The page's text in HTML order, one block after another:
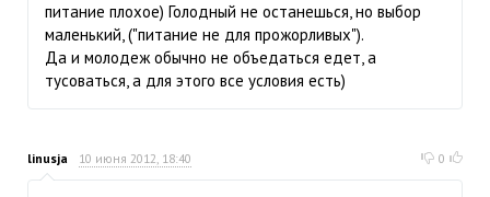
питание плохое) Голодный не останешься, но выбор
маленький, ("питание не для прожорливых").
Да и молодеж обычно не объедаться едет, а
тусоваться, а для этого все условия есть)
linusja 10 июня 2012, 18:40 0